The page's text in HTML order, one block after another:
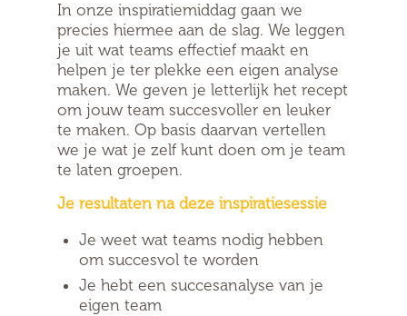
In onze inspiratiemiddag gaan we
precies hiermee aan de slag. We leggen
je uit wat teams effectief maakt en
helpen je ter plekke een eigen analyse
maken. We geven je letterlijk het recept
om jouw team succesvoller en leuker
te maken. Op basis daarvan vertellen
we je wat je zelf kunt doen om je team
te laten groepen.
Je resultaten na deze inspiratiesessie
Je weet wat teams nodig hebben
om succesvol te worden
Je hebt een succesanalyse van je
eigen team